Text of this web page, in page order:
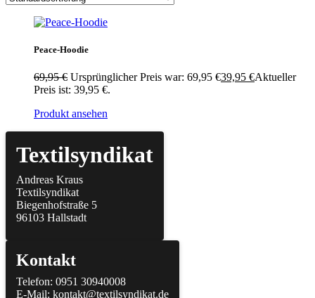
Peace-Hoodie
69,95€ Ursprünglicher Preis war: 69,95 €39,95 €Aktueller
Preis ist: 39,95 €.
Produkt ansehen
Textilsyndikat
Andreas Kraus
Textilsyndikat
Biegenhofstraße 5
96103 Hallstadt
Kontakt
Telefon: 0951 30940008
E-Mail: kontakt@textilsyndikat.de